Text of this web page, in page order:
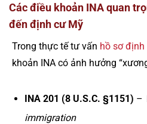
Các điều khoản INA quan
đến định cư Mỹ
Trong thực tế tư vấn hồ sơ
khoản INA có ảnh hưởng
INA 201 (8 U.S.C. §1151) –
immigration